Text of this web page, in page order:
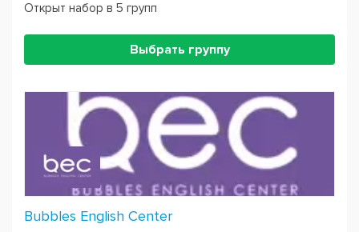
Открыт набор в 5 групп
Выбрать группу
Bubbles English Center